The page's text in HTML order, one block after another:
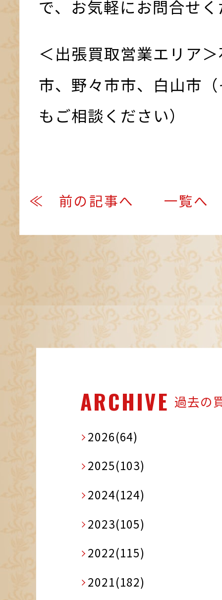
で、お気軽にお問合せ
＜出張買取営業エリア
市、野々市市、白山市
もご相談ください）
≪ 前の記事へ 一覧へ
ARCHIVE 過去の
2026(64)
2025(103)
2024(124)
2023(105)
2022(115)
2021(182)